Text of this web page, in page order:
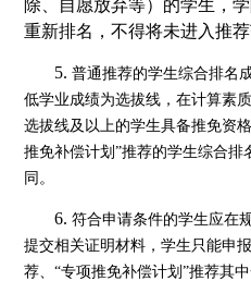
除、自愿放弃等）的学生，
重新排名，不得将未进入推
5.普通推荐的学生综合排名
低学业成绩为选拔线，在计算素
选拔线及以上的学生具备推免资
推免补偿计划”推荐的学生综合排
同。
6.符合申请条件的学生应在
提交相关证明材料，学生只能申
荐、“专项推免补偿计划”推荐其